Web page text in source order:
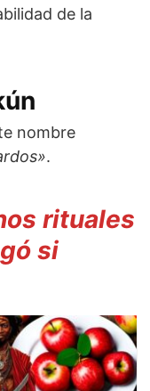
de la
nombre
.
rituales
si